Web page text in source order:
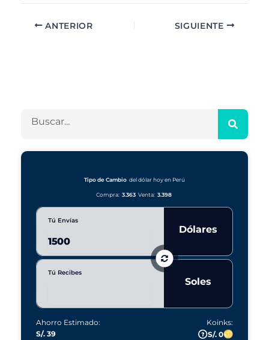
ANTERIOR SIGUIENTE
c
Tipo de Cambio del dólar hoy en Perú
Compra: 3.363 Venta: 3.398
Tú Envías
Dólares
Tú Recibes
Soles
Ahorro Estimado:
S/. 39
Koinks:
S/. 0
sí